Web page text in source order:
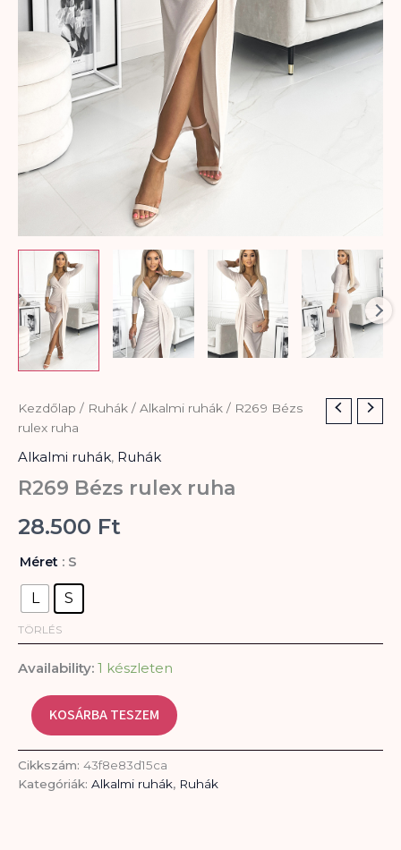
Kezdőlap / Ruhák / Alkalmi ruhák / R269 Bézs
rulex ruha
Alkalmi ruhák, Ruhák
R269 Bézs rulex ruha
28.500 Ft
Méret : S
L S
TÖRLÉS
Availability: 1 készleten
R269
Bézs
ruha
mennyiség
KOSÁRBA TESZEM
Cikkszám: 43f8e83d15ca
Kategóriák: Alkalmi ruhák, Ruhák